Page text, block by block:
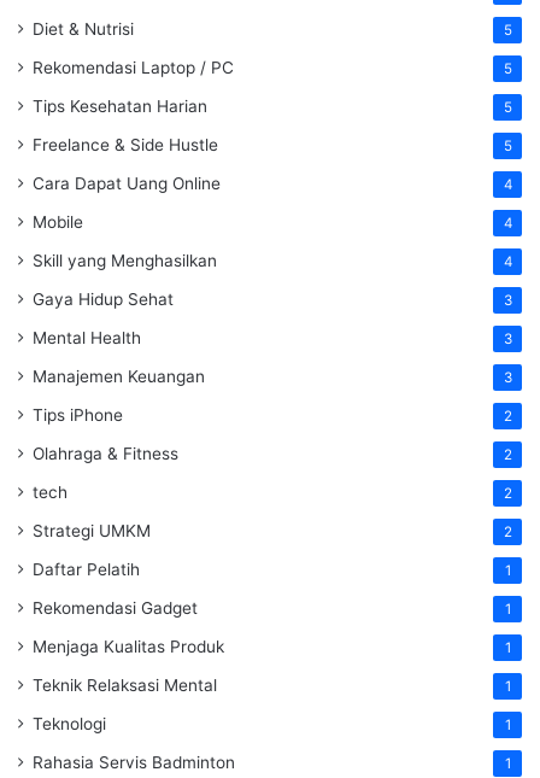
Diet & Nutrisi 5
Rekomendasi Laptop / PC 5
Tips Kesehatan Harian 5
Freelance & Side Hustle 5
Cara Dapat Uang Online 4
Mobile 4
Skill yang Menghasilkan 4
Gaya Hidup Sehat 3
Mental Health 3
Manajemen Keuangan 3
Tips iPhone 2
Olahraga & Fitness 2
tech 2
Strategi UMKM 2
Daftar Pelatih 1
Rekomendasi Gadget 1
Menjaga Kualitas Produk 1
Teknik Relaksasi Mental 1
Teknologi 1
Rahasia Servis Badminton 1